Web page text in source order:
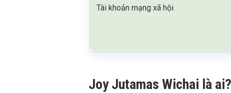
Tài khoản mạng xã hội
Joy Jutamas Wichai là